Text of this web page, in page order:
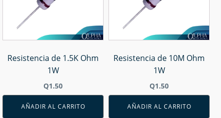
Resistencia de 1.5K Ohm
1W
Q1.50
AÑADIR AL CARRITO
Resistencia de 10M Ohm
1W
Q1.50
AÑADIR AL CARRITO